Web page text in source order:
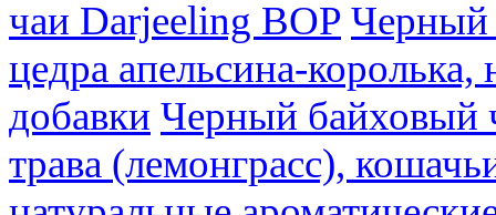
чаи Darjeeling BOP Черный
цедра апельсина-
добавки Черный байховый
трава (лемонграсс),